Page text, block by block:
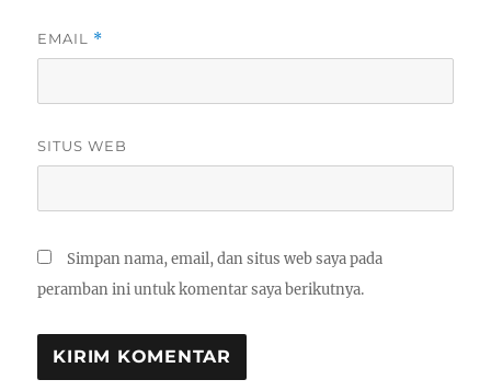
EMAIL *
SITUS WEB
Simpan nama, email, dan situs web saya pada
peramban ini untuk komentar saya berikutnya.